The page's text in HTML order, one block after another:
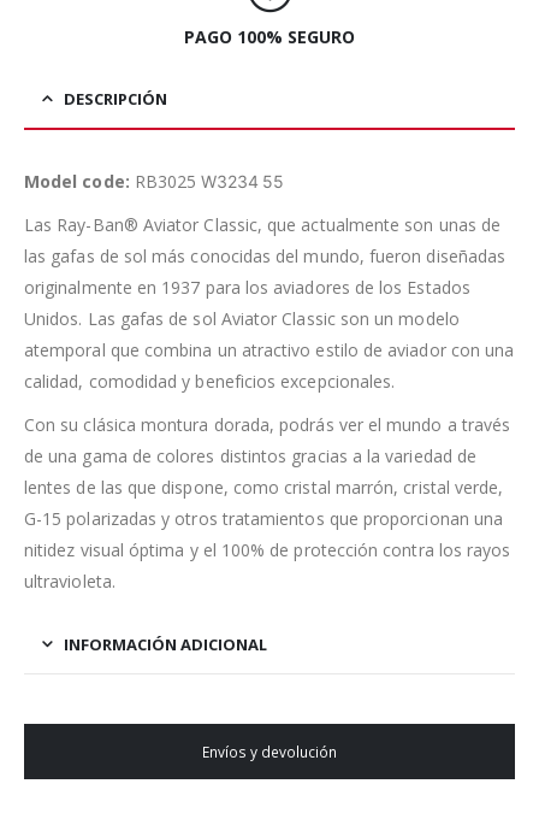
PAGO 100% SEGURO
DESCRIPCIÓN
Model code: RB3025W3234 55
Las Ray-Ban® Aviator Classic, que actualmente son unas de
las gafas de sol más conocidas del mundo, fueron diseñadas
originalmente en 1937 para los aviadores de los Estados
Unidos. Las gafas de sol Aviator Classic son un modelo
atemporal que combina un atractivo estilo de aviador con una
calidad, comodidad y beneficios excepcionales.
Con su clásica montura dorada, podrás ver el mundo a través
de una gama de colores distintos gracias a la variedad de
lentes de las que dispone, como cristal marrón, cristal verde,
G-15 polarizadas y otros tratamientos que proporcionan una
nitidez visual óptima y el 100% de protección contra los rayos
ultravioleta.
INFORMACIÓN ADICIONAL
Envíos y devolución